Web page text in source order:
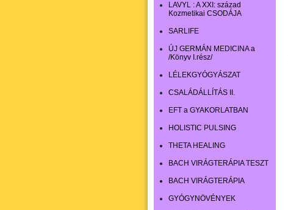
LAVYL : A XXI: század
Kozmetikai CSODÁJA
SARLIFE
ÚJ GERMÁN MEDICINA a
/Könyv I.rész/
LÉLEKGYÓGYÁSZAT
CSALÁDÁLLÍTÁS II.
EFT a GYAKORLATBAN
HOLISTIC PULSING
THETA HEALING
BACH VIRÁGTERÁPIA TESZT
BACH VIRÁGTERÁPIA
GYÓGYNÖVÉNYEK